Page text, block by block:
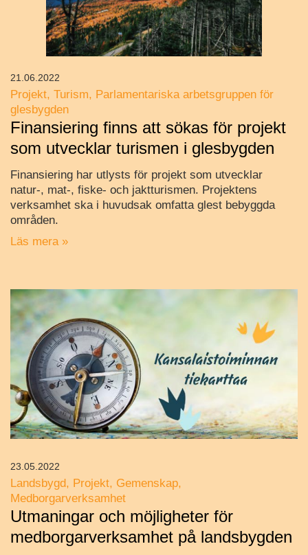
Projekt Turism
Parlamentariska arbetsgruppen för
glesbygden
Finansiering finns att sökas för projekt
som utvecklar turismen i glesbygden
Finansiering har utlysts för projekt som utvecklar
natur-, mat-, fiske- och jaktturismen. Projektens
verksamhet ska i huvudsak omfatta glest bebyggda
områden.
Läs mera »
21.06.2022
Landsbygd Projekt Gemenskap
Medborgarverksamhet
Utmaningar och möjligheter för
medborgarverksamhet på landsbygden
23.05.2022